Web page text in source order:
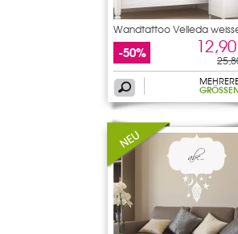
Wandtattoo Velleda
-50%
GRÖSSEN